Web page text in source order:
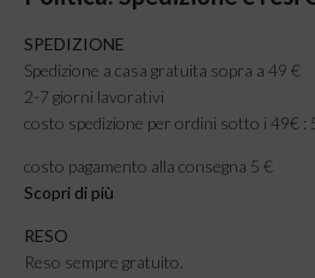
SPEDIZIONE
Spedizione a casa gratuita sopra a 49 €
2-7 giorni lavorativi
costo spedizione per ordini sotto i 49€ :
costo pagamento alla consegna 5 €
Scopri di più
RESO
Reso sempre gratuito.